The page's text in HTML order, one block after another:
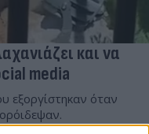
και να
media
εξοργίστηκαν όταν